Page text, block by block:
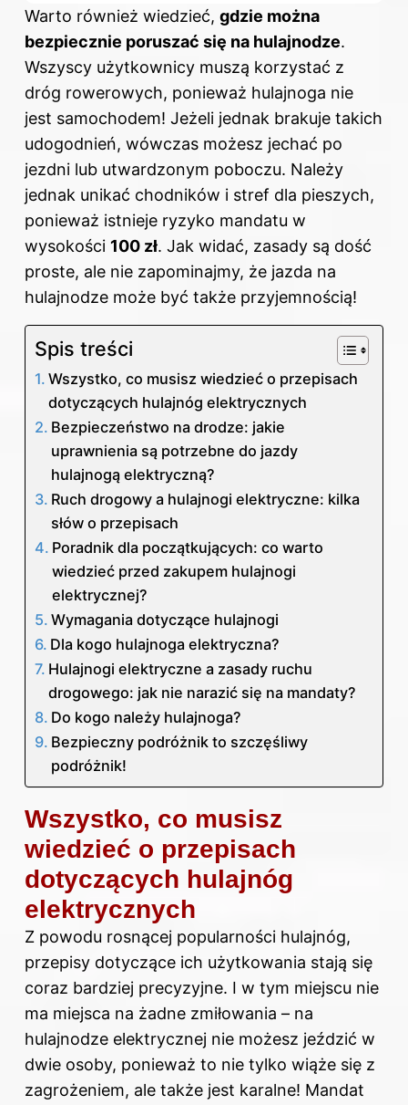
Warto również wiedzieć, gdzie można
bezpiecznie poruszać się na hulajnodze.
Wszyscy użytkownicy muszą korzystać z
dróg rowerowych, ponieważ hulajnoga nie
jest samochodem! Jeżeli jednak brakuje takich
udogodnień, wówczas możesz jechać po
jezdni lub utwardzonym poboczu. Należy
jednak unikać chodników i stref dla pieszych,
ponieważ istnieje ryzyko mandatu w
wysokości 100 zł. Jak widać, zasady są dość
proste, ale nie zapominajmy, że jazda na
hulajnodze może być także przyjemnością!
Spis treści
Wszystko, co musisz wiedzieć o przepisach
dotyczących hulajnóg elektrycznych
Bezpieczeństwo na drodze: jakie
uprawnienia są potrzebne do jazdy
hulajnogą elektryczną?
Ruch drogowy a hulajnogi elektryczne: kilka
słów o przepisach
Poradnik dla początkujących: co warto
wiedzieć przed zakupem hulajnogi
elektrycznej?
Wymagania dotyczące hulajnogi
Dla kogo hulajnoga elektryczna?
Hulajnogi elektryczne a zasady ruchu
drogowego: jak nie narazić się na mandaty?
Do kogo należy hulajnoga?
Bezpieczny podróżnik to szczęśliwy
podróżnik!
Wszystko, co musisz
wiedzieć o przepisach
dotyczących hulajnóg
elektrycznych
Z powodu rosnącej popularności hulajnóg,
przepisy dotyczące ich użytkowania stają się
coraz bardziej precyzyjne. I w tym miejscu nie
ma miejsca na żadne zmiłowania – na
hulajnodze elektrycznej nie możesz jeździć w
dwie osoby, ponieważ to nie tylko wiąże się z
zagrożeniem, ale także jest karalne! Mandat